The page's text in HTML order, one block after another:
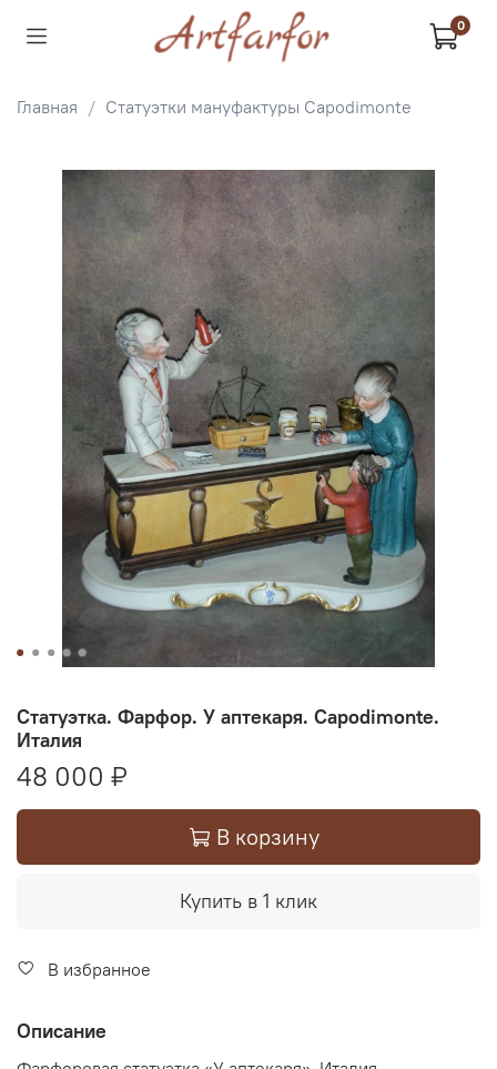
0
Главная Статуэтки мануфактуры Capodimonte
Статуэтка. Фарфор. У аптекаря. Capodimonte.
Италия
48 000 ₽
В корзину
Купить в 1 клик
В избранное
Описание